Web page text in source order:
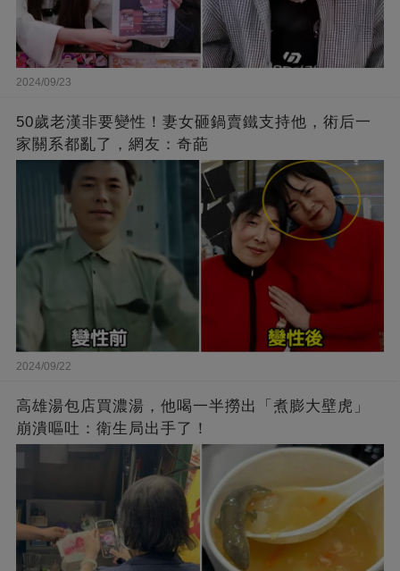
2024/09/23
50歲老漢非要變性！妻女砸鍋賣鐵支持他，術后一
家關系都亂了，網友：奇葩
2024/09/22
高雄湯包店買濃湯，他喝一半撈出「煮膨大壁虎」
崩潰嘔吐：衛生局出手了！